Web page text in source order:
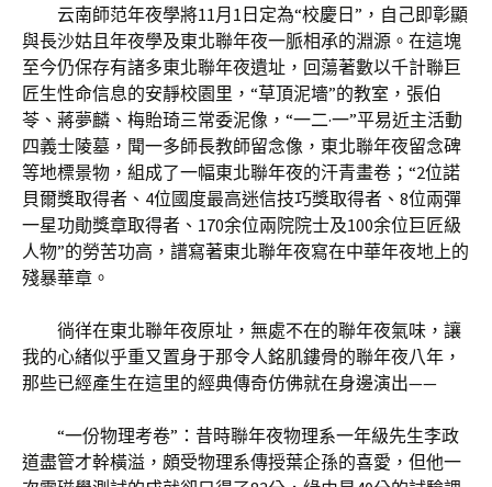
云南師范年夜學將11月1日定為“校慶日”，自己即彰顯
與長沙姑且年夜學及東北聯年夜一脈相承的淵源。在這塊
至今仍保存有諸多東北聯年夜遺址，回蕩著數以千計聯巨
匠生性命信息的安靜校園里，“草頂泥墻”的教室，張伯
苓、蔣夢麟、梅貽琦三常委泥像，“一二·一”平易近主活動
四義士陵墓，聞一多師長教師留念像，東北聯年夜留念碑
等地標景物，組成了一幅東北聯年夜的汗青畫卷；“2位諾
貝爾獎取得者、4位國度最高迷信技巧獎取得者、8位兩彈
一星功勛獎章取得者、170余位兩院院士及100余位巨匠級
人物”的勞苦功高，譜寫著東北聯年夜寫在中華年夜地上的
殘暴華章。
徜徉在東北聯年夜原址，無處不在的聯年夜氣味，讓
我的心緒似乎重又置身于那令人銘肌鏤骨的聯年夜八年，
那些已經產生在這里的經典傳奇仿佛就在身邊演出——
“一份物理考卷”：昔時聯年夜物理系一年級先生李政
道盡管才幹橫溢，頗受物理系傳授葉企孫的喜愛，但他一